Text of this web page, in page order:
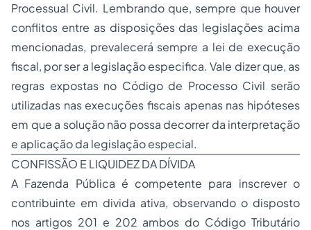
Processual Civil. Lembrando que, sempre que houver
conflitos entre as disposições das legislações acima
mencionadas, prevalecerá sempre a lei de execução
fiscal, por ser a legislação especifica. Vale dizer que, as
regras expostas no Código de Processo Civil serão
utilizadas nas execuções fiscais apenas nas hipóteses
em que a solução não possa decorrer da interpretação
e aplicação da legislação especial.
CONFISSÃO E LIQUIDEZ DA DÍVIDA
A Fazenda Pública é competente para inscrever o
contribuinte em divida ativa, observando o disposto
nos artigos 201 e 202 ambos do Código Tributário